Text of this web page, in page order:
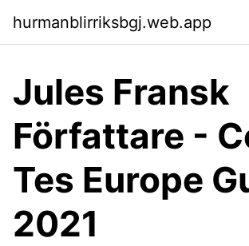
hurmanblirriksbgj.web.app
Jules Fransk
Författare -
Tes Europe
2021